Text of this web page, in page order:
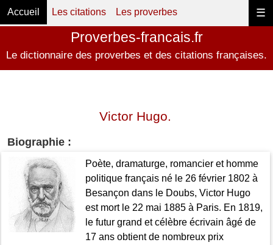
☰
Accueil Les citations Les proverbes
Proverbes-francais.fr
Le dictionnaire des proverbes et des citations françaises.
Victor Hugo.
Biographie :
Poète, dramaturge, romancier et homme
politique français né le 26 février 1802 à
Besançon dans le Doubs, Victor Hugo
est mort le 22 mai 1885 à Paris. En 1819,
le futur grand et célèbre écrivain âgé de
17 ans obtient de nombreux prix